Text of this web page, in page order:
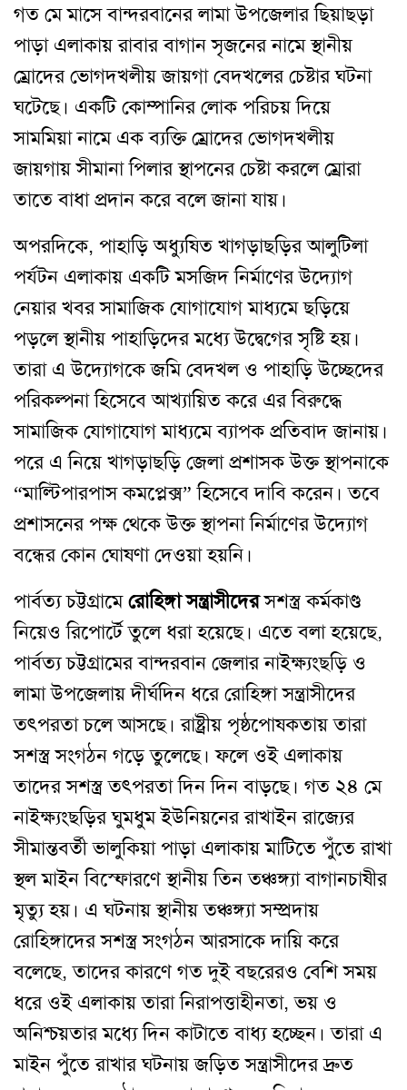
গত মে মাসে বান্দরবানের লামা উপজেলার ছিয়াছড়া
পাড়া এলাকায় রাবার বাগান সৃজনের নামে স্থানীয়
ম্রোদের ভোগদখলীয় জায়গা বেদখলের চেষ্টার ঘটনা
ঘটেছে। একটি কোম্পানির লোক পরিচয় দিয়ে
সামমিয়া নামে এক ব্যক্তি ম্রোদের ভোগদখলীয়
জায়গায় সীমানা পিলার স্থাপনের চেষ্টা করলে ম্রোরা
তাতে বাধা প্রদান করে বলে জানা যায়।
অপরদিকে, পাহাড়ি অধ্যুষিত খাগড়াছড়ির আলুটিলা
পর্যটন এলাকায় একটি মসজিদ নির্মাণের উদ্যোগ
নেয়ার খবর সামাজিক যোগাযোগ মাধ্যমে ছড়িয়ে
পড়লে স্থানীয় পাহাড়িদের মধ্যে উদ্বেগের সৃষ্টি হয়।
তারা এ উদ্যোগকে জমি বেদখল ও পাহাড়ি উচ্ছেদের
পরিকল্পনা হিসেবে আখ্যায়িত করে এর বিরুদ্ধে
সামাজিক যোগাযোগ মাধ্যমে ব্যাপক প্রতিবাদ জানায়।
পরে এ নিয়ে খাগড়াছড়ি জেলা প্রশাসক উক্ত স্থাপনাকে
“মাল্টিপারপাস কমপ্লেক্স” হিসেবে দাবি করেন। তবে
প্রশাসনের পক্ষ থেকে উক্ত স্থাপনা নির্মাণের উদ্যোগ
বন্ধের কোন ঘোষণা দেওয়া হয়নি।
পার্বত্য চট্টগ্রামেরোহিঙ্গা সন্ত্রাসীদেরসশস্ত্র কর্মকাণ্ড
নিয়েও রিপোর্টে তুলে ধরা হয়েছে। এতে বলা হয়েছে,
পার্বত্য চট্টগ্রামের বান্দরবান জেলার নাইক্ষ্যংছড়ি ও
লামা উপজেলায় দীর্ঘদিন ধরে রোহিঙ্গা সন্ত্রাসীদের
তৎপরতা চলে আসছে। রাষ্ট্রীয় পৃষ্ঠপোষকতায় তারা
সশস্ত্র সংগঠন গড়ে তুলেছে। ফলে ওই এলাকায়
তাদের সশস্ত্র তৎপরতা দিন দিন বাড়ছে। গত ২৪ মে
নাইক্ষ্যংছড়ির ঘুমধুম ইউনিয়নের রাখাইন রাজ্যের
সীমান্তবর্তী ভালুকিয়া পাড়া এলাকায় মাটিতে পুঁতে রাখা
স্থল মাইন বিস্ফোরণে স্থানীয় তিন তঞ্চঙ্গ্যা বাগানচাষীর
মৃত্যু হয়। এ ঘটনায় স্থানীয় তঞ্চঙ্গ্যা সম্প্রদায়
রোহিঙ্গাদের সশস্ত্র সংগঠন আরসাকে দায়ি করে
বলেছে, তাদের কারণে গত দুই বছরেরও বেশি সময়
ধরে ওই এলাকায় তারা নিরাপত্তাহীনতা, ভয় ও
অনিশ্চয়তার মধ্যে দিন কাটাতে বাধ্য হচ্ছেন। তারা এ
মাইন পুঁতে রাখার ঘটনায় জড়িত সন্ত্রাসীদের দ্রুত